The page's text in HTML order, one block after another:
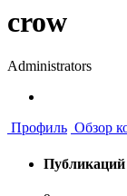
crow
Administrators
Профиль Обзор
Публикаций